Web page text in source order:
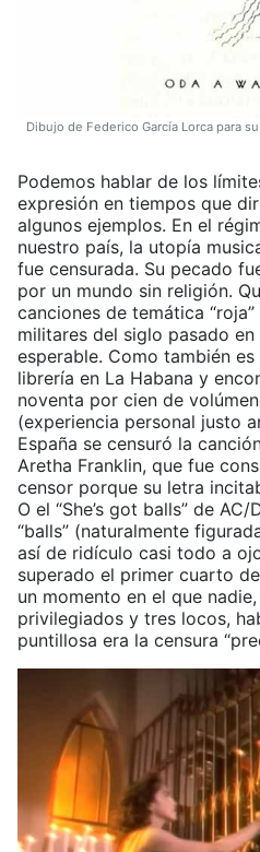
Dibujo de Federico García Lorca para
Podemos hablar de los
expresión en tiempos que
algunos ejemplos. En el
nuestro país, la utopía
fue censurada. Su pecado
por un mundo sin religión.
canciones de temática
militares del siglo pasado
esperable. Como también
librería en La Habana y
noventa por cien de
(experiencia personal justo
España se censuró la
Aretha Franklin, que fue
censor porque su letra
O el “She’s got balls” de
“balls” (naturalmente
así de ridículo casi todo a
superado el primer cuarto
un momento en el que
privilegiados y tres locos,
puntillosa era la censura